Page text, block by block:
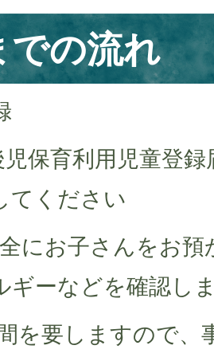
での流れ
保育利用児童登録
てください
子さんをお預
ギーなどを確認し
しますので、事